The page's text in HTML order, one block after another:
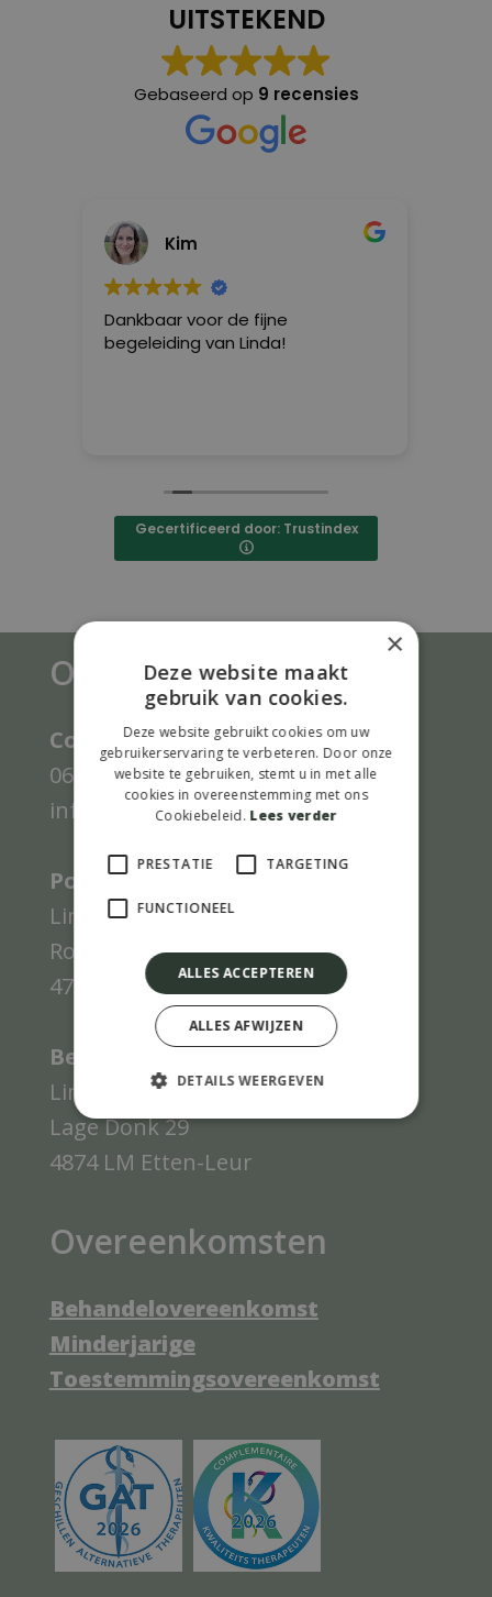
UITSTEKEND
Gebaseerd op 9 recensies
Kim
Dankbaar voor de fijne
begeleiding van Linda!
Gecertificeerd door: Trustindex
Onze gegevens
Contact gegevens Limattivo:
0623872870
info@limattivo.nl
Post adres Limattivo:
Limattivo
Roosendaalsebaan 26
4744 SM Bosschenhoofd
Bezoekadres Limattivo:
Limattivo
Lage Donk 29
4874 LM Etten-Leur
Overeenkomsten
Behandelovereenkomst
Minderjarige
Toestemmingsovereenkomst
×
Deze website maakt
gebruik van cookies.
Deze website gebruikt cookies om uw
gebruikerservaring te verbeteren. Door onze
website te gebruiken, stemt u in met alle
cookies in overeenstemming met ons
Cookiebeleid. Lees verder
PRESTATIE TARGETING
FUNCTIONEEL
ALLES ACCEPTEREN
ALLES AFWIJZEN
DETAILS WEERGEVEN